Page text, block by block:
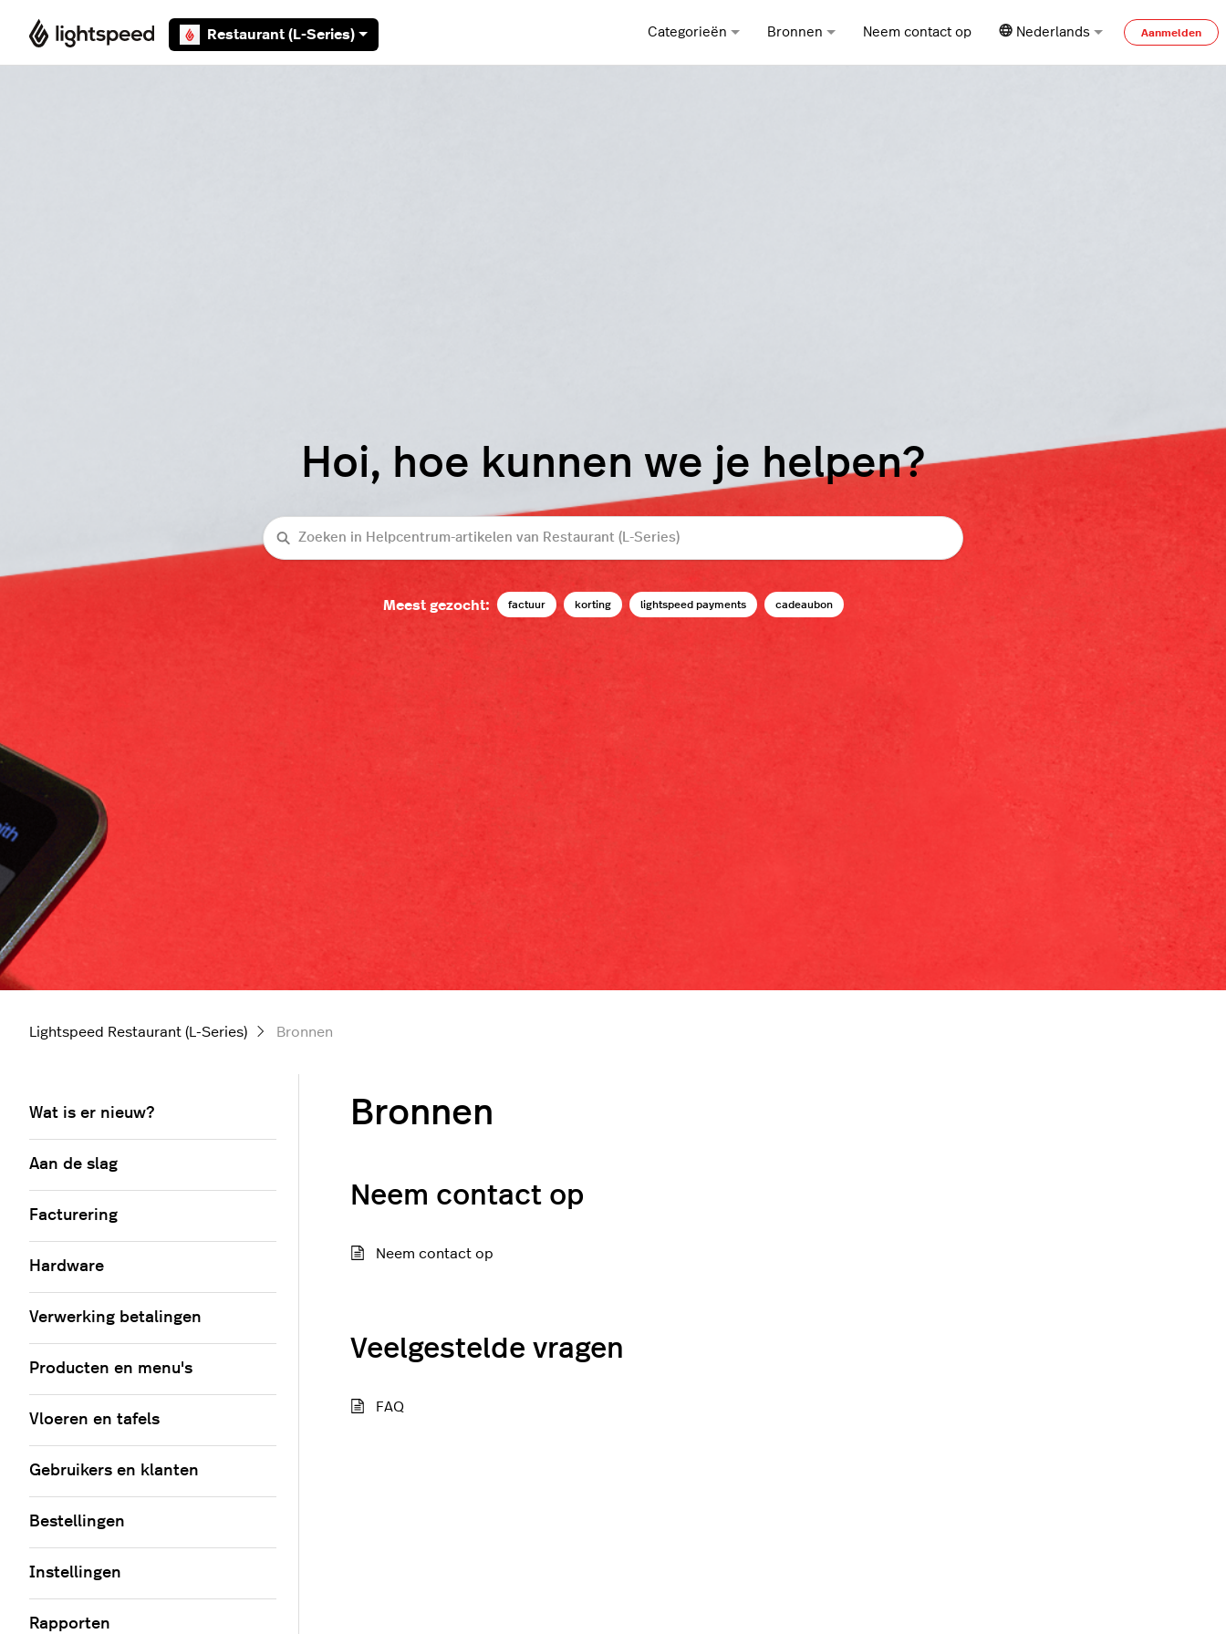
Restaurant (L-Series)
Categorieën Bronnen Neem contact op Nederlands Aanmelden
Hoi, hoe kunnen we je helpen?
Zoeken
Meest gezocht: factuur korting lightspeed payments cadeaubon
Lightspeed Restaurant (L-Series) Bronnen
Bronnen
Neem contact op
Neem contact op
Veelgestelde vragen
FAQ
Wat is er nieuw?
Aan de slag
Facturering
Hardware
Verwerking betalingen
Producten en menu's
Vloeren en tafels
Gebruikers en klanten
Bestellingen
Instellingen
Rapporten